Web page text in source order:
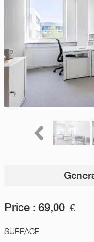
Price : 69,00 €
SURFACE